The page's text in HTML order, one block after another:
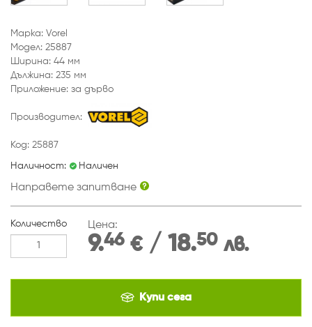
Марка: Vorel
Модел: 25887
Ширина: 44 мм
Дължина: 235 мм
Приложение: за дърво
Производител:
Код: 25887
Наличност: Наличен
Направете запитване
Количество Цена:
9.46 €/ 18.50 лв.
Купи сега